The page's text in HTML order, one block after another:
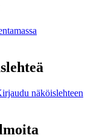
näköislehteen